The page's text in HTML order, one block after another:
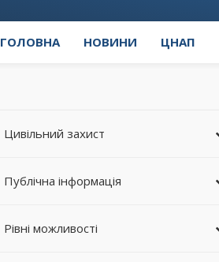
ГОЛОВНА НОВИНИ ЦНАП
Цивільний захист
Публічна інформація
Рівні можливості